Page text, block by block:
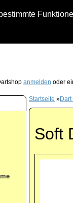
anmelden oder
Startseite »
Soft